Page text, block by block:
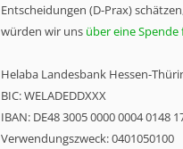
Entscheidungen (D-Prax)
würden wir uns über eine Spende
Helaba Landesbank Hessen-
BIC: WELADEDDXXX
IBAN: DE48 3005 0000 0004 0148
Verwendungszweck: 0401050100